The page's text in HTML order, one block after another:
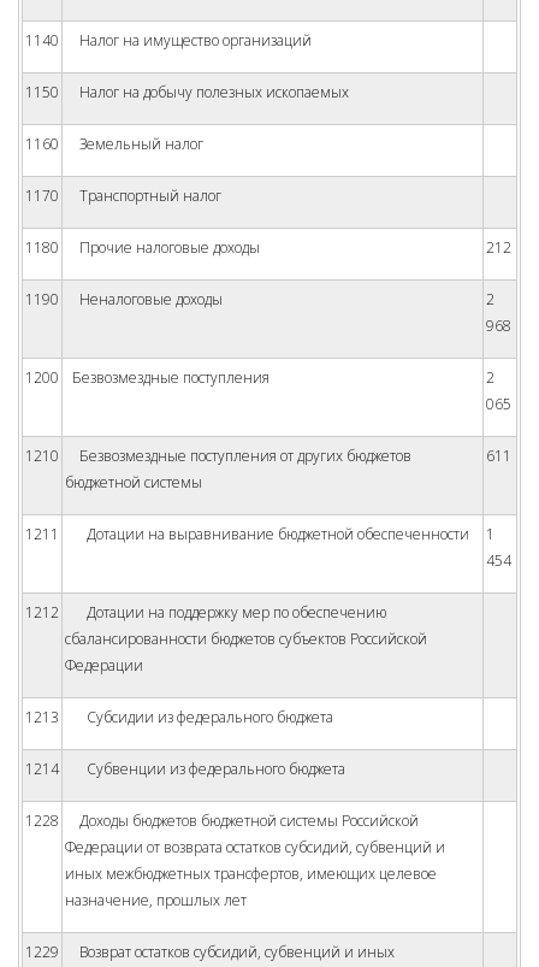
1140 Налог на имущество организаций
1150 Налог на добычу полезных ископаемых
1160 Земельный налог
1170 Транспортный налог
1180 Прочие налоговые доходы 212
1190 Неналоговые доходы
2
968
1200 Безвозмездные поступления
2
065
1210
Безвозмездные поступления от других бюджетов
бюджетной системы
611
1211 Дотации на выравнивание бюджетной обеспеченности
1
454
1212
Дотации на поддержку мер по обеспечению
сбалансированности бюджетов субъектов Российской
Федерации
1213 Субсидии из федерального бюджета
1214 Субвенции из федерального бюджета
1228
Доходы бюджетов бюджетной системы Российской
Федерации от возврата остатков субсидий, субвенций и
иных межбюджетных трансфертов, имеющих целевое
назначение, прошлых лет
1229
Возврат остатков субсидий, субвенций и иных